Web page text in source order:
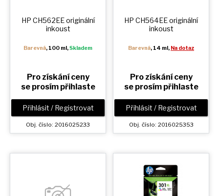
HP CH562EE originální
inkoust
Barevná, 100 ml,Skladem
Pro získání ceny
se prosím přihlaste
Přihlásit / Registrovat
Obj. číslo: 2016025233
HP CH564EE originální
inkoust
Barevná, 14 ml, Na dotaz
Pro získání ceny
se prosím přihlaste
Přihlásit / Registrovat
Obj. číslo: 2016025353